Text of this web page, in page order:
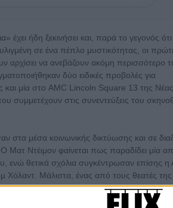
έχει ήδη ξεκινήσει και, παρά το γεγονός
σε ένα πέπλο μυστικότητας, οι
να ανεβάζουν ακόμη περισσότερο
δύο ειδικές προβολές για
μία στο AMC Lincoln Square 13 της Νέας
συμμετέχουν στις συνεντεύξεις του
στα μέσα κοινωνικής δικτύωσης και σε
Ο Ματ Ντέιμον φαίνεται πως παραδίδει μία
ενώ θετικά σχόλια συγκέντρωσαν επίσης η
Χόλαντ. Μάλιστα, ένας από τους θεατές της
την εμφάνιση του Χόλαντ ως άξια
για τα υπόλοιπα μέλη του πολυπληθούς